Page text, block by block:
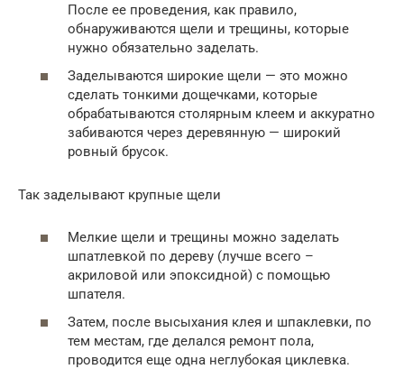
После ее проведения, как правило,
обнаруживаются щели и трещины, которые
нужно обязательно заделать.
Заделываются широкие щели — это можно
сделать тонкими дощечками, которые
обрабатываются столярным клеем и аккуратно
забиваются через деревянную — широкий
ровный брусок.
Так заделывают крупные щели
Мелкие щели и трещины можно заделать
шпатлевкой по дереву (лучше всего –
акриловой или эпоксидной) с помощью
шпателя.
Затем, после высыхания клея и шпаклевки, по
тем местам, где делался ремонт пола,
проводится еще одна неглубокая циклевка.